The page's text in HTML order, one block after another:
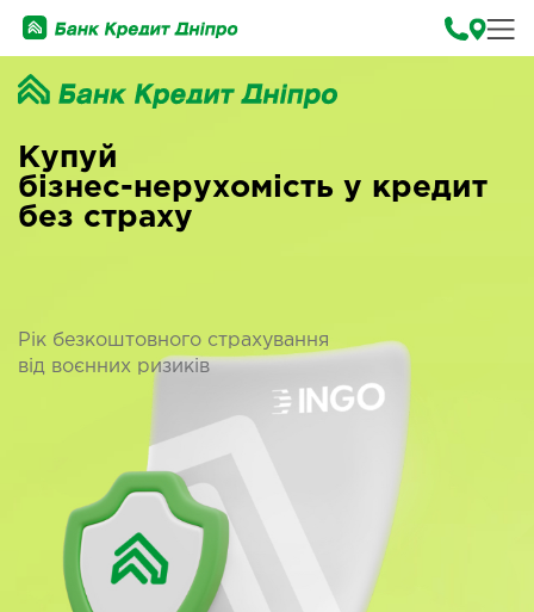
Купуй
бізнес-нерухомість у кредит
без страху
Рік безкоштовного страхування
від воєнних ризиків